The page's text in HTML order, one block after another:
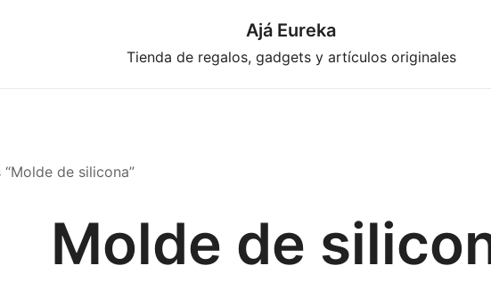
Ajá Eureka
Tienda de regalos, gadgets y artículos originales
de silicona”
Molde de